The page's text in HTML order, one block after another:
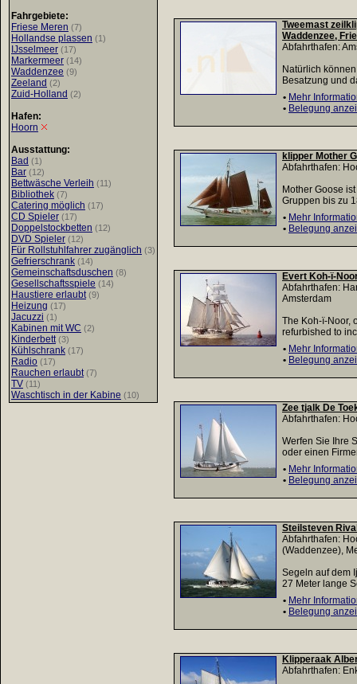
Fahrgebiete:
Friese Meren (7)
Hollandse plassen (1)
IJsselmeer (17)
Markermeer (14)
Waddenzee (9)
Zeeland (2)
Zuid-Holland (2)
Hafen:
Hoorn
Ausstattung:
Bad (1)
Bar (12)
Bettwäsche Verleih (11)
Bibliothek (7)
Catering möglich (17)
CD Spieler (17)
Doppelstockbetten (12)
DVD Spieler (12)
Für Rollstuhlfahrer zugänglich (3)
Gefrierschrank (14)
Gemeinschaftsduschen (8)
Gesellschaftsspiele (14)
Haustiere erlaubt (9)
Heizung (17)
Jacuzzi (1)
Kabinen mit WC (2)
Kinderbett (3)
Kühlschrank (17)
Radio (17)
Rauchen erlaubt (7)
TV (11)
Waschtisch in der Kabine (10)
Tweemast
Waddenzee,
Abfahrthafen:
Natürlich
Besatzung und
• Mehr
• Belegung
klipper Mother
Abfahrthafen:
Mother Goose
Gruppen bis zu
• Mehr
• Belegung
Evert Koh-ï-
Abfahrthafen:
Amsterdam
The Koh-ï-Noor,
refurbished to
• Mehr
• Belegung
Zee tjalk De
Abfahrthafen:
Werfen Sie Ihre
oder einen
• Mehr
• Belegung
Steilsteven
Abfahrthafen:
(Waddenzee),
Segeln auf dem
27 Meter lange
• Mehr
• Belegung
Klipperaak
Abfahrthafen: